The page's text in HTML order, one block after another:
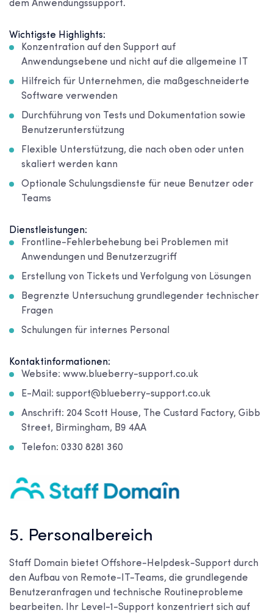
dem Anwendungssupport.
Wichtigste Highlights:
Konzentration auf den Support auf
Anwendungsebene und nicht auf die allgemeine IT
Hilfreich für Unternehmen, die maßgeschneiderte
Software verwenden
Durchführung von Tests und Dokumentation sowie
Benutzerunterstützung
Flexible Unterstützung, die nach oben oder unten
skaliert werden kann
Optionale Schulungsdienste für neue Benutzer oder
Teams
Dienstleistungen:
Frontline-Fehlerbehebung bei Problemen mit
Anwendungen und Benutzerzugriff
Erstellung von Tickets und Verfolgung von Lösungen
Begrenzte Untersuchung grundlegender technischer
Fragen
Schulungen für internes Personal
Kontaktinformationen:
Website: www.blueberry-support.co.uk
E-Mail: support@blueberry-support.co.uk
Anschrift: 204 Scott House, The Custard Factory, Gibb
Street, Birmingham, B9 4AA
Telefon: 0330 8281 360
5. Personalbereich
Staff Domain bietet Offshore-Helpdesk-Support durch
den Aufbau von Remote-IT-Teams, die grundlegende
Benutzeranfragen und technische Routineprobleme
bearbeiten. Ihr Level-1-Support konzentriert sich auf